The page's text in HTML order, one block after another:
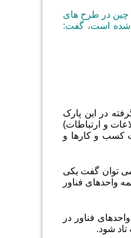
چین در طرح های
شده است، گفت:
در این پارک
و ارتباطات)
کسب و کارها و
می توان گفت یکی
واحدهای فناور
فناور در
شود.